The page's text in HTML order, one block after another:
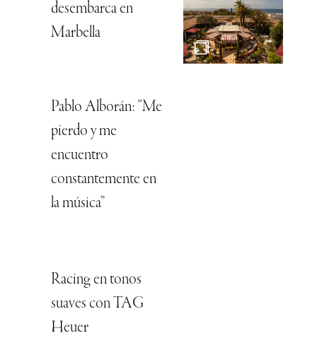
desembarca en
Marbella
Pablo Alborán: “Me
pierdo y me
encuentro
constantemente en
la música”
Racing en tonos
suaves con TAG
Heuer